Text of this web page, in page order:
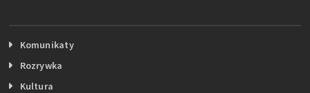
Komunikaty
Rozrywka
Kultura